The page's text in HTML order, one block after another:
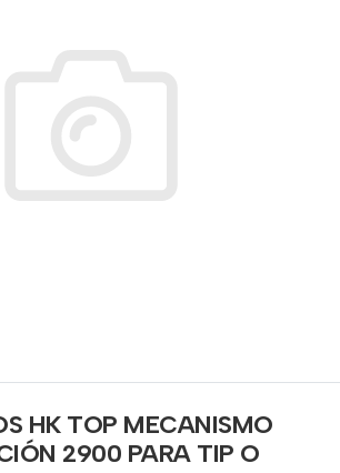
HK TOP MECANISMO
2900 PARA TIP O